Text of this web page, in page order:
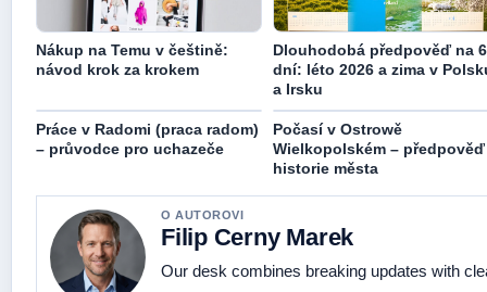
Nákup na Temu v češtině:
návod krok za krokem
Dlouhodobá předpověď na
dní: léto 2026 a zima v
a Irsku
Práce v Radomi (praca radom)
– průvodce pro uchazeče
Počasí v Ostrowě
Wielkopolském – předpověď
historie města
O AUTOROVI
Filip Cerny Marek
Our desk combines breaking updates with